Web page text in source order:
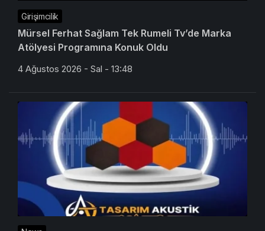
Girişimcilik
Mürsel Ferhat Sağlam Tek Rumeli Tv’de Marka
Atölyesi Programına Konuk Oldu
4 Ağustos 2026 - Sal - 13:48